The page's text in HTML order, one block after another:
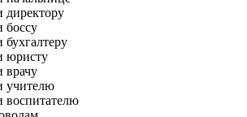
директору
боссу
юристу
врачу
учителю
воспитателю